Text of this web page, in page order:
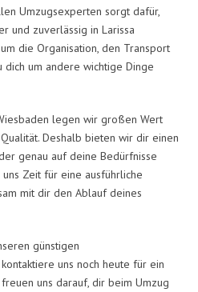
Umzugsexperten sorgt dafür,
und zuverlässig in Larissa
die Organisation, den Transport
dich um andere wichtige Dinge
legen wir großen Wert
Deshalb bieten wir dir einen
genau auf deine Bedürfnisse
Zeit für eine ausführliche
mit dir den Ablauf deines
günstigen
uns noch heute für ein
uns darauf, dir beim Umzug